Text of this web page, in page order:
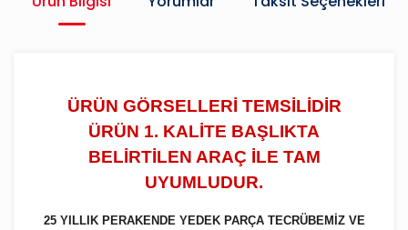
ÜRÜN GÖRSELLERİ TEMSİLİDİR
ÜRÜN 1. KALİTE BAŞLIKTA
BELİRTİLEN ARAÇ İLE TAM
UYUMLUDUR.
25 YILLIK PERAKENDE YEDEK PARÇA TECRÜBEMİZ VE